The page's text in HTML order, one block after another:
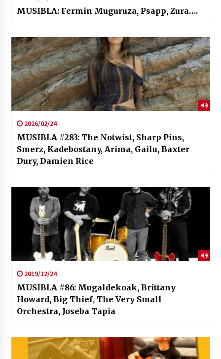
MUSIBLA: Fermin Muguruza, Psapp, Zura….
2026/02/24
MUSIBLA #283: The Notwist, Sharp Pins,
Smerz, Kadebostany, Arima, Gailu, Baxter
Dury, Damien Rice
2019/12/24
MUSIBLA #86: Mugaldekoak, Brittany
Howard, Big Thief, The Very Small
Orchestra, Joseba Tapia